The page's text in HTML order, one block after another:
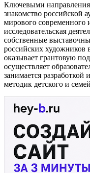
Ключевыми
знакомство российской
мирового современного
исследовательская
собственные
российских художников
оказывает грантовую
осуществляет
занимается
методик детского и